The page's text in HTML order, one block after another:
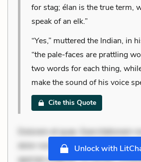
for stag; élan is the true term,
speak of an elk.”
“Yes,” muttered the Indian, in
“the pale-faces are prattling
two words for each thing,
make the sound of his voice
Cite this Quote
Dolorem et quae. Exercitationem
dolor non. Incidunt dolores sunt.
aperiam eligendi. Ut veniam
Unlock with